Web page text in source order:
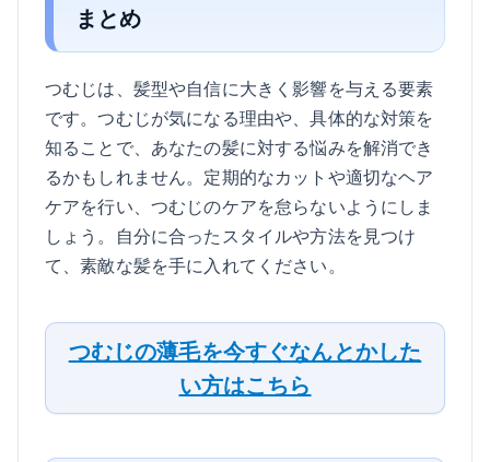
まとめ
つむじは、髪型や自信に大きく影響を与える要素
です。つむじが気になる理由や、具体的な対策を
知ることで、あなたの髪に対する悩みを解消でき
るかもしれません。定期的なカットや適切なヘア
ケアを行い、つむじのケアを怠らないようにしま
しょう。自分に合ったスタイルや方法を見つけ
て、素敵な髪を手に入れてください。
つむじの薄毛を今すぐなんとかした
い方はこちら